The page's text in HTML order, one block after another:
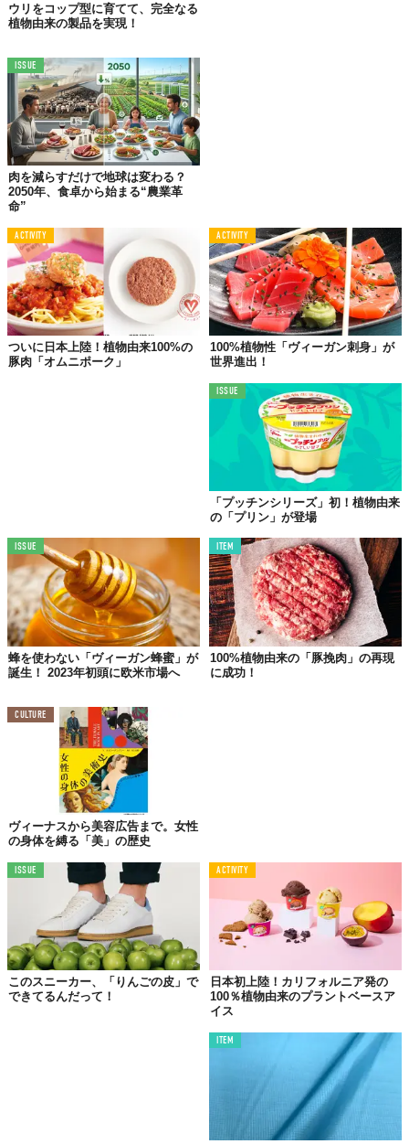
用。裏地や付属品も植物由来の素材で、
なっている。
©KAPOK JAPAN株式会社
先行予約会は「KAPOK KNOT日本橋ショールーム」にて。特設ペ
ージから事前入場予約も受け付けているが、フリー入場も可能と
のことだ。
植物由来の限界といわれてきた機能性とサステナビリティ、そし
てデザインとしてのラグジュアリーも持ち合わせたダウンコート
は、未来のスタンダード
『「Plant-Based Down 2030: FLARE」
向け先行予約会』
（日）15:00〜17:00 ※全日ともに最終入場は16:30
【場所】東京都中央区日本橋室町1丁目10-1 宮永ビル
1F（KAPOK KNOT日本橋ショールーム）
【事前予約】https://kapok-
knot.com/products/2022awpreorder
Top image: ©KAPOK JAPAN株式会社
TABI LABO
この世界は、もっと広いはずだ。
ウリをコップ型に育てて、完全なる
植物由来の製品を実現！
ISSUE
肉を減らすだけで地球は変わる？
2050年、食卓から始まる“農業革
命”
ACTIVITY
ついに日本上陸！植物由来100%の
豚肉「オムニポーク」
ACTIVITY
100%植物性「ヴィーガン刺身」が
世界進出！
ISSUE
「プッチンシリーズ」初！植物由来
の「プリン」が登場
ISSUE
蜂を使わない「ヴィーガン蜂蜜」が
誕生！ 2023年初頭に欧米市場へ
ITEM
100%植物由来の「豚挽肉」の再現
に成功！
CULTURE
ヴィーナスから美容広告まで。女性
の身体を縛る「美」の歴史
ISSUE
このスニーカー、「りんごの皮」で
できてるんだって！
ACTIVITY
日本初上陸！カリフォルニア発の
100％植物由来のプラントベースア
イス
ITEM